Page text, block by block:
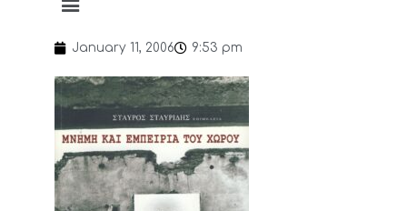
January 11, 2006 9:53 pm